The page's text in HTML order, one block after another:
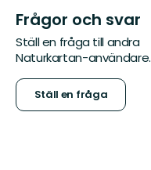
Frågor och svar
Ställ en fråga till andra
Naturkartan-användare.
Ställ en fråga